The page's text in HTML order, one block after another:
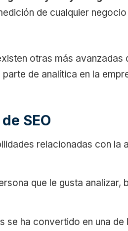
de cualquier
otras más avanzadas
de analítica en la
SEO
relacionadas con la
que le gusta analizar,
se ha convertido en una